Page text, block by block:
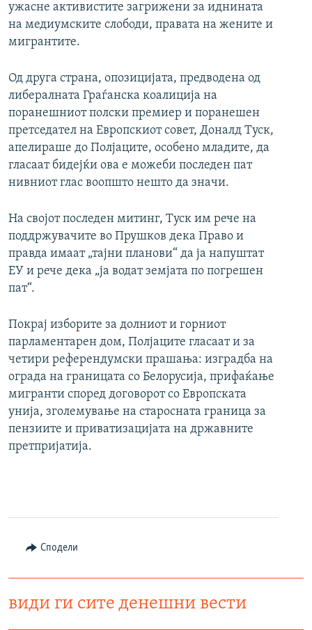
ужасне активистите загрижени за иднината
на медиумските слободи, правата на жените и
мигрантите.
Од друга страна, опозицијата, предводена од
либералната Граѓанска коалиција на
поранешниот полски премиер и поранешен
претседател на Европскиот совет, Доналд Туск,
апелираше до Полјаците, особено младите, да
гласаат бидејќи ова е можеби последен пат
нивниот глас воопшто нешто да значи.
На својот последен митинг, Туск им рече на
поддржувачите во Прушков дека Право и
правда имаат „тајни планови“ да ја напуштат
ЕУ и рече дека „ја водат земјата по погрешен
пат“.
Покрај изборите за долниот и горниот
парламентарен дом, Полјаците гласаат и за
четири референдумски прашања: изградба на
ограда на границата со Белорусија, прифаќање
мигранти според договорот со Европската
унија, зголемување на старосната граница за
пензиите и приватизацијата на државните
претпријатија.
Сподели
види ги сите денешни вести